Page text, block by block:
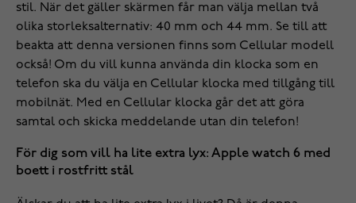
stil. När det gäller skärmen får man välja mellan två
olika storleksalternativ: 40 mm och 44 mm. Se till att
beakta att denna versionen finns som Cellular modell
också! Om du vill kunna använda din klocka som en
telefon ska du välja en Cellular klocka med tillgång till
mobilnät. Med en Cellular klocka går det att göra
samtal och skicka meddelande utan din telefon!
För dig som vill ha lite extra lyx: Apple watch 6 med
boett i rostfritt stål